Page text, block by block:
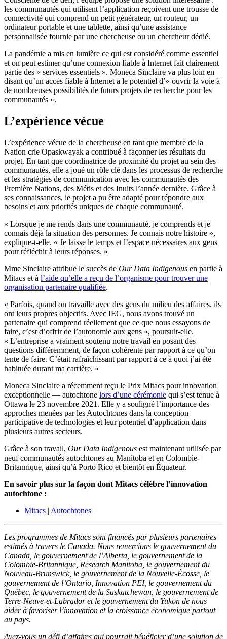
les communautés qui utilisent l’application reçoivent une trousse de
connectivité qui comprend un petit générateur, un routeur, un
ordinateur portable et une tablette, ainsi qu’une assistance
personnalisée fournie par une chercheuse ou un chercheur dédié.
La pandémie a mis en lumière ce qui est considéré comme essentiel
et on peut estimer qu’une connexion fiable à Internet fait clairement
partie des « services essentiels ». Moneca Sinclaire va plus loin en
disant qu’un accès fiable à Internet a le potentiel d’« ouvrir la voie à
de nombreuses possibilités de futurs projets de recherche pour les
communautés ».
L’expérience vécue
L’expérience vécue de la chercheuse en tant que membre de la
Nation crie Opaskwayak a contribué à façonner les résultats du
projet. En tant que coordinatrice de proximité du projet au sein des
communautés, elle a joué un rôle clé dans les processus de recherche
et les stratégies de communication avec les communautés des
Première Nations, des Métis et des Inuits l’année dernière. Grâce à
ses connaissances, le projet a pu être adapté pour répondre aux
besoins et aux priorités uniques de chaque communauté.
« Lorsque je me rends dans une communauté, je comprends et je
connais déjà la situation des personnes. Je connais notre histoire »,
explique-t-elle. « Je laisse le temps et l’espace nécessaires aux gens
pour réfléchir à leurs réponses. »
Mme Sinclaire attribue le succès de Our Data Indigenous en partie à
Mitacs et à l’aide qu’elle a reçu de l’organisme pour trouver une
organisation partenaire qualifiée.
« Parfois, quand on travaille avec des gens du milieu des affaires, ils
ont leurs propres objectifs. Avec IEG, nous avons trouvé un
partenaire qui comprend réellement que ce que nous essayons de
faire, c’est d’offrir de l’autonomie aux gens », poursuit-elle.
« L’entreprise a vraiment soutenu notre travail en posant des
questions différemment, de façon cohérente par rapport à ce qu’on
tente de faire. C’était rafraîchissant par rapport à ce à quoi j’ai été
habituée durant ma carrière. »
Moneca Sinclaire a récemment reçu le Prix Mitacs pour innovation
exceptionnelle — autochtone lors d’une cérémonie qui s’est tenue à
Ottawa le 23 novembre 2021. Elle y a souligné l’importance des
approches menées par les Autochtones dans la conception
participative de technologies et leur potentiel d’application dans
plusieurs autres secteurs.
Grâce à son travail, Our Data Indigenous est maintenant utilisée par
neuf communautés autochtones au Manitoba et en Colombie-
Britannique, ainsi qu’à Porto Rico et bientôt en Équateur.
En savoir plus sur la façon dont Mitacs célèbre l’innovation
autochtone :
Mitacs | Autochtones
Les programmes de Mitacs sont financés par plusieurs partenaires
estimés à travers le Canada. Nous remercions le gouvernement du
Canada, le gouvernement de l’Alberta, le gouvernement de la
Colombie-Britannique, Research Manitoba, le gouvernement du
Nouveau-Brunswick, le gouvernement de la Nouvelle-Écosse, le
gouvernement de l’Ontario, Innovation PEI, le gouvernement du
Québec, le gouvernement de la Saskatchewan, le gouvernement de
Terre-Neuve-et-Labrador et le gouvernement du Yukon de nous
aider à favoriser l’innovation et la croissance économique partout
au pays.
Avez-vous un défi d’affaires qui pourrait bénéficier d’une solution de